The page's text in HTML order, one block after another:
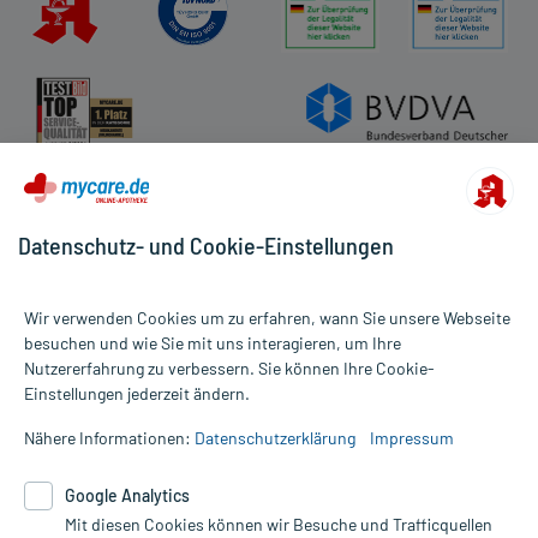
Alle Preise gelten inkl. MwSt., ggf. zzgl. Versandkosten
Informationen auf dieser Website werden ausschließlich für
die Untersuchung und Behandlung durch einen Arzt. Bitte
Therapien eingeleitet werden können. | Diese Webseite benutzt
Google Analytics. Lesen Sie bitte dazu die wichtigen Hinweise in
Datenschutz- und Cookie-Einstellungen
Wir verwenden Cookies um zu erfahren, wann Sie unsere Webseite
besuchen und wie Sie mit uns interagieren, um Ihre
Nutzererfahrung zu verbessern. Sie können Ihre Cookie-
Einstellungen jederzeit ändern.
Nähere Informationen: Datenschutzerklärung Impressum
Google Analytics
Mit diesen Cookies können wir Besuche und Trafficquellen